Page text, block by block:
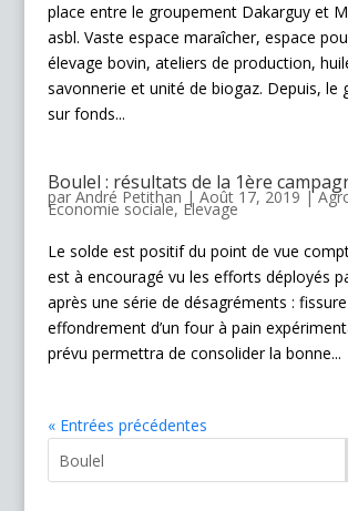
place entre le groupement Dakarguy et
asbl. Vaste espace maraîcher, espace
élevage bovin, ateliers de production,
savonnerie et unité de biogaz. Depuis, le
sur fonds...
Boulel : résultats de la 1ère
par André Petithan | Août 17, 2019 |
Economie sociale,Elevage
Le solde est positif du point de vue
est à encouragé vu les efforts déployés
après une série de désagréments :
effondrement d’un four à pain
prévu permettra de consolider la bonne...
« Entrées précédentes